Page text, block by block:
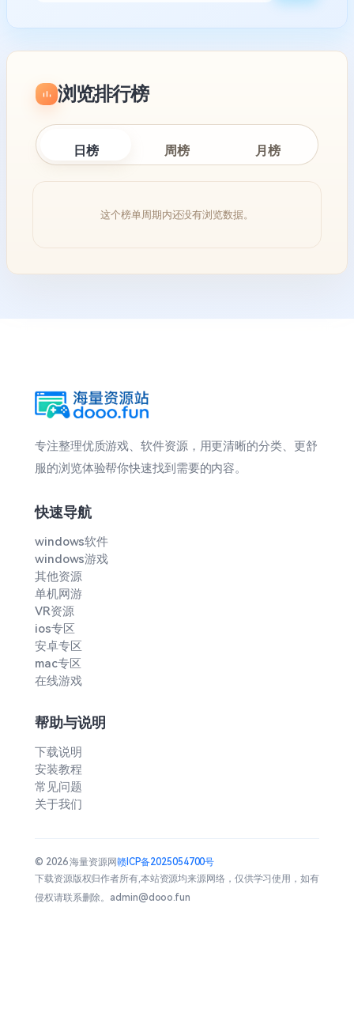
浏览排行榜
日榜 周榜 月榜
这个榜单周期内还没有浏览数据。
专注整理优质游戏、软件资源，用更清晰的分类、更舒
服的浏览体验帮你快速找到需要的内容。
快速导航
windows软件
windows游戏
其他资源
单机网游
VR资源
ios专区
安卓专区
mac专区
在线游戏
帮助与说明
下载说明
安装教程
常见问题
关于我们
© 2026 海量资源网赣ICP备2025054700号
下载资源版权归作者所有,本站资源均来源网络，仅供学习使用，如有
侵权请联系删除。admin@dooo.fun